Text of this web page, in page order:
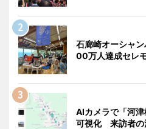
石廊崎オーシャ
00万人達成セレ
AIカメラで「河
可視化 来訪者の